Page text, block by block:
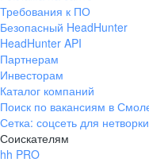
pr@ural.hh.ru
ул. Янковского, д. 169, 7
706 каб.
+7 861 205-55-57
pr@krd.hh.ru
Требования к ПО
Безопасный HeadHunter
HeadHunter API
Партнерам
Инвесторам
Каталог компаний
Поиск по вакансиям в
Сетка: соцсеть для
Соискателям
hh PRO